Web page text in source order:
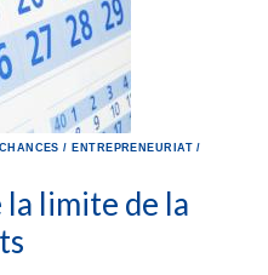
/ ENTREPRENEURIAT /
la limite de la